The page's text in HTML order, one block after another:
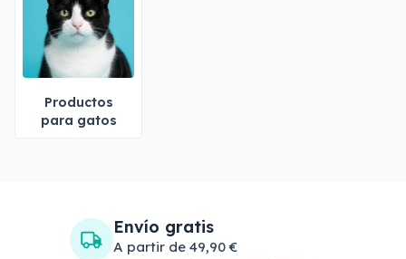
Productos
para gatos
Envío gratis
A partir de 49,90 €